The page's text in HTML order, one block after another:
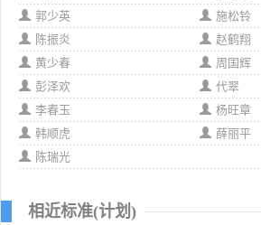
郭少英
施松铃
陈振炎
赵鹤翔
黄少春
周国辉
彭泽欢
代翠
李春玉
杨旺章
韩顺虎
薛丽平
陈瑞光
相近标准(计划)